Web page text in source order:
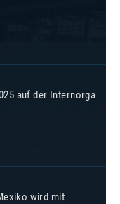
auf der Internorga
wird mit